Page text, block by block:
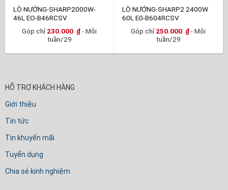
LÒ NƯỚNG-SHARP2000W-
46L EO-B46RCSV
Góp chỉ 230.000 ₫ - Mỗi
tuần/29
LÒ NƯỚNG-SHARP2 2400W
60L E0-B604RCSV
Góp chỉ 250.000 ₫ - Mỗi
tuần/29
HỖ TRỢ KHÁCH HÀNG
Giới thiệu
Tin tức
Tin khuyến mãi
Tuyển dụng
Chia sẻ kinh nghiệm